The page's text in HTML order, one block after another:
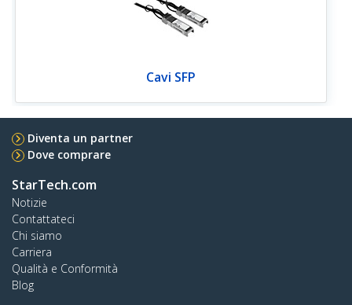
Cavi SFP
Diventa un partner
Dove comprare
StarTech.com
Notizie
Contattateci
Chi siamo
Carriera
Qualità e Conformità
Blog